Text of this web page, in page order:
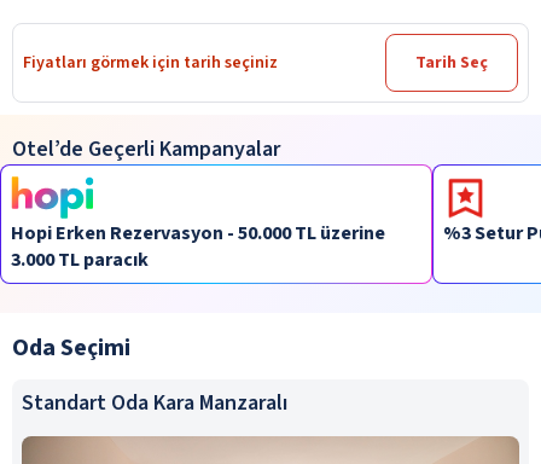
Fiyatları görmek için tarih seçiniz Tarih Seç
Otel’de Geçerli Kampanyalar
Hopi Erken Rezervasyon - 50.000 TL üzerine
3.000 TL paracık
%3 Setur
Oda Seçimi
Standart Oda Kara Manzaralı